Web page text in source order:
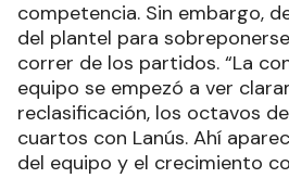
competencia. Sin embargo,
del plantel para
correr de los partidos. “La
equipo se empezó a ver
reclasificación, los octavos
cuartos con Lanús. Ahí
del equipo y el crecimiento